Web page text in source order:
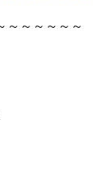
～～～～～～